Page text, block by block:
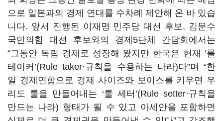
으로 일본과의 경제 연대를 수차례 제안해 온 바 있습
니다. 앞서 진행된 이재명 민주당 대선 후보, 김문수
국민의힘 대선 후보와의 경제 5단체 간담회에서는
“그동안 독립 경제로 성장해 왔지만 한국은 현재 ‘룰
테이커 ’(Rule taker·규칙을 수용하는 나라)다”며 “한
일 경제연합으로 경제 사이즈와 보이스를 키우면 우
리도 룰을 만들어내는 ‘룰 세터 ’(Rule setter·규칙을
만드는 나라) 형태가 될 수 있고 아세안을 포함하면